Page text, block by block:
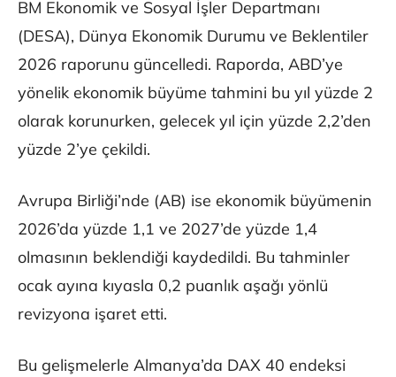
BM Ekonomik ve Sosyal İşler Departmanı
(DESA), Dünya Ekonomik Durumu ve Beklentiler
2026 raporunu güncelledi. Raporda, ABD’ye
yönelik ekonomik büyüme tahmini bu yıl yüzde 2
olarak korunurken, gelecek yıl için yüzde 2,2’den
yüzde 2’ye çekildi.
Avrupa Birliği’nde (AB) ise ekonomik büyümenin
2026’da yüzde 1,1 ve 2027’de yüzde 1,4
olmasının beklendiği kaydedildi. Bu tahminler
ocak ayına kıyasla 0,2 puanlık aşağı yönlü
revizyona işaret etti.
Bu gelişmelerle Almanya’da DAX 40 endeksi